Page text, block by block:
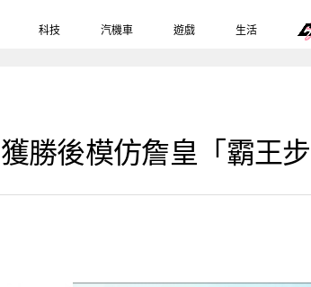
科技 汽機車 遊戲 生活
勝後模仿詹皇「霸王步